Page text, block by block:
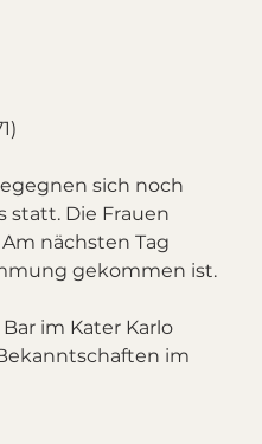
sich noch
statt. Die Frauen
nächsten Tag
gekommen ist.
im Kater Karlo
im